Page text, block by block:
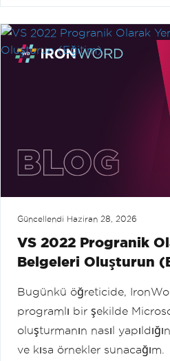
Güncellendi Haziran 28, 2026
VS 2022 Progranik
Belgeleri Oluşturun
Bugünkü öğreticide,
programlı bir şekilde
oluşturmanın nasıl
ve kısa örnekler sunacağım.